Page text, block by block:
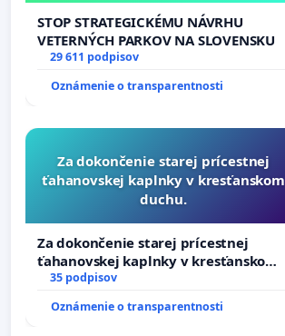
STOP STRATEGICKÉMU NÁVRHU
VETERNÝCH PARKOV NA SLOVENSKU
29 611 podpisov
Oznámenie o transparentnosti
Za dokončenie starej prícestnej
ťahanovskej kaplnky v kresťanskom
duchu.
Za dokončenie starej prícestnej
ťahanovskej kaplnky v kresťanskom
duchu.
35 podpisov
Oznámenie o transparentnosti